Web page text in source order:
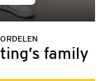
family